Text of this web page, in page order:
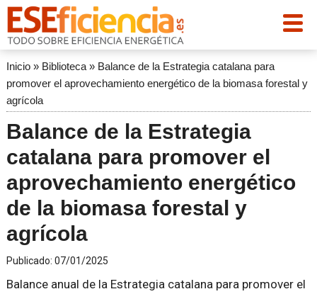
Inicio» Biblioteca» Balance de la Estrategia catalana para
promover el aprovechamiento energético de la biomasa forestal y
agrícola
Balance de la Estrategia
catalana para promover el
aprovechamiento energético
de la biomasa forestal y
agrícola
Publicado: 07/01/2025
Balance anual de la Estrategia catalana para promover el